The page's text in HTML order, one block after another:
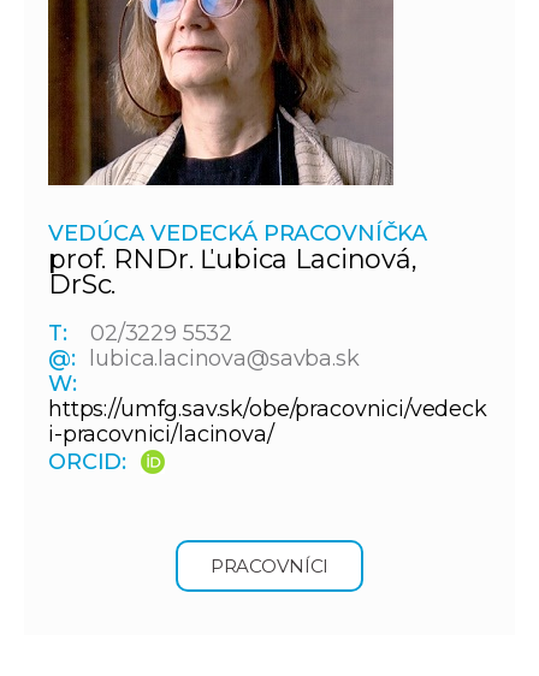
VEDÚCA VEDECKÁ PRACOVNÍČKA
prof. RNDr. Ľubica Lacinová,
DrSc.
T:
02/3229 5532
@: lubica.lacinova@savba.sk
W:
https://umfg.sav.sk/obe/pracovnici/vedeck
i-pracovnici/lacinova/
ORCID:
PRACOVNÍCI